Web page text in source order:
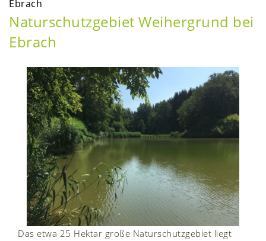
Ebrach
Naturschutzgebiet Weihergrund bei
Ebrach
Das etwa 25 Hektar große Naturschutzgebiet liegt